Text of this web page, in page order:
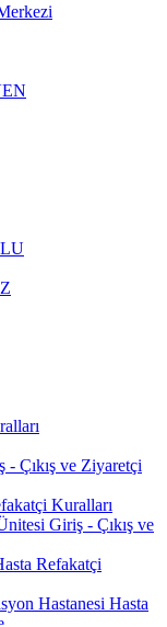
Çıkış ve Ziyaretçi
Kuralları
Giriş - Çıkış ve
Refakatçi
Hastanesi Hasta